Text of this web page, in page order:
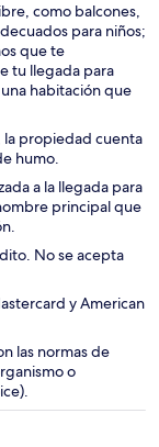
como balcones,
para niños;
que te
tu llegada para
habitación que
la propiedad cuenta
humo.
a la llegada para
principal que
No se acepta
y American
las normas de
o